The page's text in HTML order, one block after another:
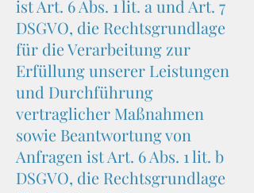
ist Art. 6 Abs. 1 lit. a und Art. 7
DSGVO, die Rechtsgrundlage
für die Verarbeitung zur
Erfüllung unserer Leistungen
und Durchführung
vertraglicher Maßnahmen
sowie Beantwortung von
Anfragen ist Art. 6 Abs. 1 lit. b
DSGVO, die Rechtsgrundlage